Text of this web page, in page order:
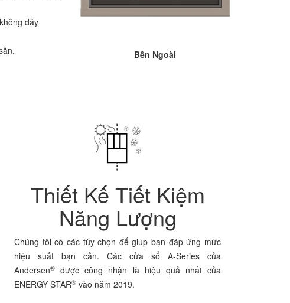
dây
Bên Ngoài
Thiết Kế Tiết Kiệm
Năng Lượng
Chúng tôi có các tùy chọn để giúp bạn đáp ứng mức
hiệu suất bạn cần. Các cửa sổ A-Series của
Andersen® được công nhận là hiệu quả nhất của
ENERGY STAR® vào năm 2019.